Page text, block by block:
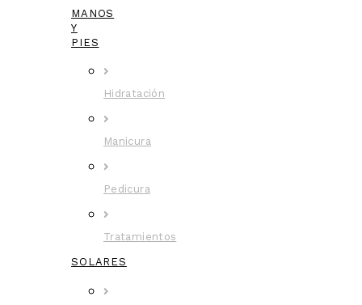
MANOS
Y
PIES
Hidratación
Manicura
Pedicura
Tratamientos
SOLARES